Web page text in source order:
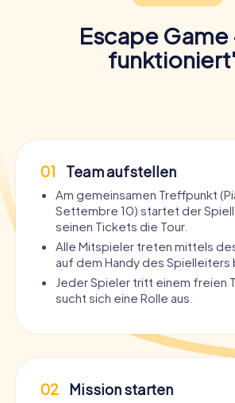
Escape Game
01 Team aufstellen
Am gemeinsamen Treffpunkt
Settembre 10) startet der
seinen Tickets die Tour.
Alle Mitspieler treten mittels
auf dem Handy des Spielleiters
Jeder Spieler tritt einem freien
sucht sich eine Rolle aus.
02 Mission starten